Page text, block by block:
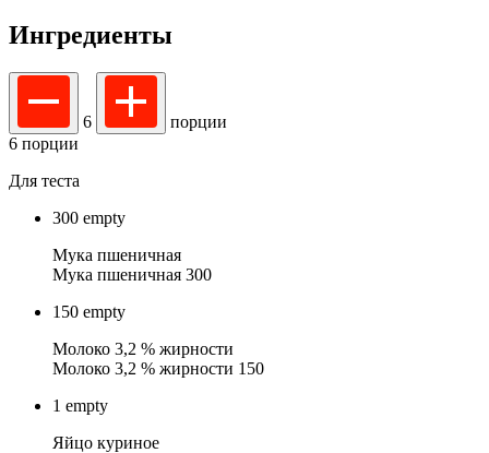
Ингредиенты
6
порции
6 порции
Для теста
300 empty
Мука пшеничная
Мука пшеничная 300
150 empty
Молоко 3,2 % жирности
Молоко 3,2 % жирности 150
1 empty
Яйцо куриное